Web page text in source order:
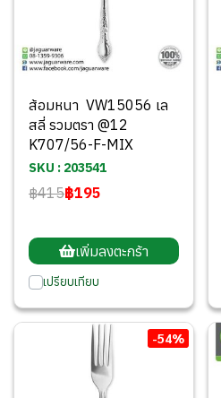
ส้อมหนา VW15056 เล
สลี่ รวมตรา @12
K707/56-F-MIX
SKU : 203541
฿415฿195
เพิ่มลงตะกร้า
เปรียบเทียบ
-54%